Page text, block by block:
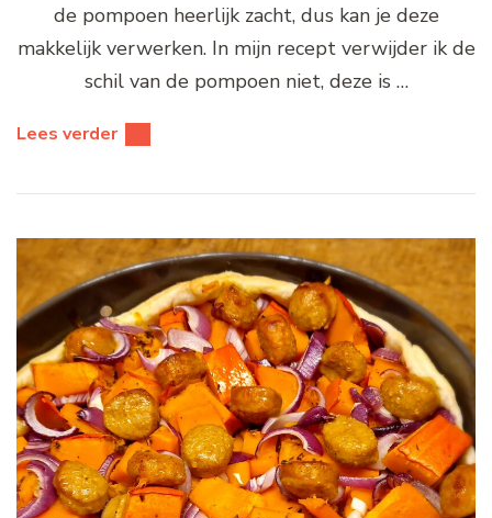
de pompoen heerlijk zacht, dus kan je deze
makkelijk verwerken. In mijn recept verwijder ik de
schil van de pompoen niet, deze is …
Lees verder